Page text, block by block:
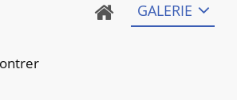
GALERIE